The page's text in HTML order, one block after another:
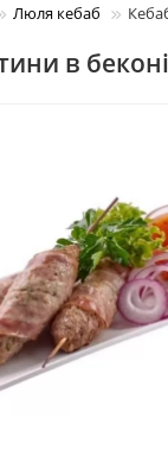
Люля кебаб
в беконі